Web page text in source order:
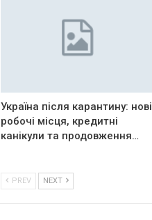
Україна після карантину: нові
робочі місця, кредитні
канікули та продовження…
PREV NEXT